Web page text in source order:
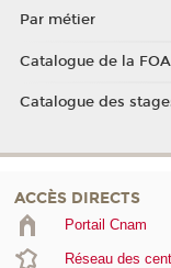
Par métier
Catalogue de la
Catalogue des
ACCÈS DIRECTS
Portail Cnam
Réseau des